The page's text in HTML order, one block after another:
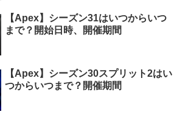
【Apex】シーズン31はいつからいつ
まで？開始日時、開催期間
【Apex】シーズン30スプリット2はい
つからいつまで？開催期間